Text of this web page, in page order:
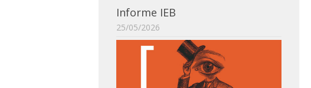
Informe IEB
25/05/2026